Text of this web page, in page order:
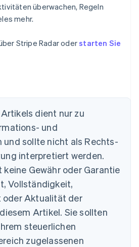
überwachen, Regeln
mehr.
Stripe Radar oderstarten Sie
dient nur zu
und
und sollte nicht als Rechts-
interpretiert werden.
Gewähr oder Garantie
Vollständigkeit,
oder Aktualität der
Artikel. Sie sollten
steuerlichen
zugelassenen
DeutschEnglish